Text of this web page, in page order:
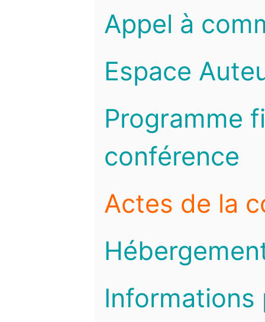
Appel à
Espace
Programme
conférence
Actes de la
Informations